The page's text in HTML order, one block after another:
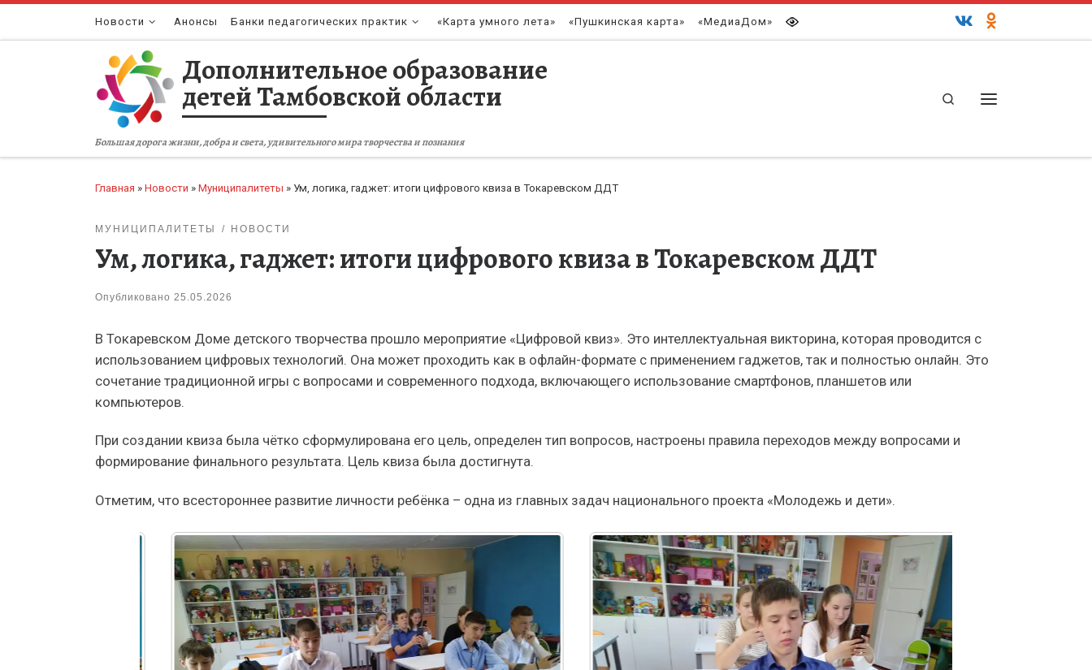
Перейти к содержимому
Новости Анонсы Банки педагогических практик «Карта умного лета» «Пушкинская карта» «МедиаДом»
Дополнительное образование
детей Тамбовской области
Большая дорога жизни, добра и света, удивительного мира творчества и познания
Search
Главная » Новости » Муниципалитеты » Ум, логика, гаджет: итоги цифрового квиза в Токаревском ДДТ
МУНИЦИПАЛИТЕТЫ НОВОСТИ
Ум, логика, гаджет: итоги цифрового квиза в Токаревском ДДТ
Опубликовано 25.05.2026
В Токаревском Доме детского творчества прошло мероприятие «Цифровой квиз». Это интеллектуальная викторина, которая проводится с
использованием цифровых технологий. Она может проходить как в офлайн-формате с применением гаджетов, так и полностью онлайн. Это
сочетание традиционной игры с вопросами и современного подхода, включающего использование смартфонов, планшетов или
компьютеров.
При создании квиза была чётко сформулирована его цель, определен тип вопросов, настроены правила переходов между вопросами и
формирование финального результата. Цель квиза была достигнута.
Отметим, что всестороннее развитие личности ребёнка – одна из главных задач национального проекта «Молодежь и дети».